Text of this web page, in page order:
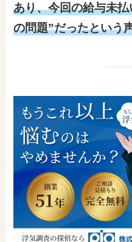
あり、今回の給与未
の問題”だったという